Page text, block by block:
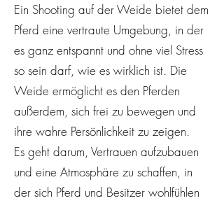
Ein Shooting auf der Weide bietet dem
Pferd eine vertraute Umgebung, in der
es ganz entspannt und ohne viel Stress
so sein darf, wie es wirklich ist. Die
Weide ermöglicht es den Pferden
außerdem, sich frei zu bewegen und
ihre wahre Persönlichkeit zu zeigen.
Es geht darum, Vertrauen aufzubauen
und eine Atmosphäre zu schaffen, in
der sich Pferd und Besitzer wohlfühlen